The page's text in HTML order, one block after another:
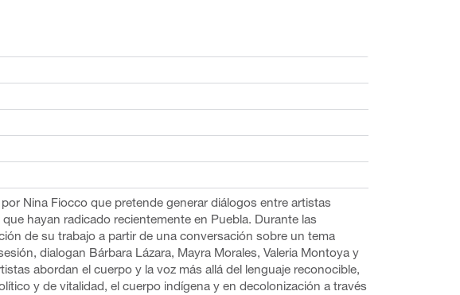
Nina Fiocco que pretende generar diálogos entre artistas
hayan radicado recientemente en Puebla. Durante las
de su trabajo a partir de una conversación sobre un tema
dialogan Bárbara Lázara, Mayra Morales, Valeria Montoya y
abordan el cuerpo y la voz más allá del lenguaje reconocible,
y de vitalidad, el cuerpo indígena y en decolonización a través